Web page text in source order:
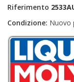
AUTO E MOTO
NOVITÀ
PROMOZIONI E
ARTICOLI IN
Riferimento
Condizione: Nuovo